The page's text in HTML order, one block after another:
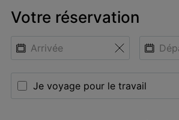
Votre réservation
Je voyage pour le travail